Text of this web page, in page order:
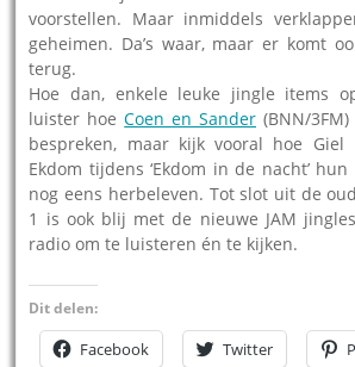
voorstellen. Maar inmiddels
geheimen. Da’s waar, maar er komt
terug.
Hoe dan, enkele leuke jingle items
luister hoeCoen en Sander (BNN/
bespreken, maar kijk vooral hoe Giel
Ekdom tijdens ‘Ekdom in de nacht’
nog eens herbeleven. Tot slot uit de
1 is ook blij met de nieuwe JAM
radio om te luisteren én te kijken.
Dit delen:
Facebook Twitter